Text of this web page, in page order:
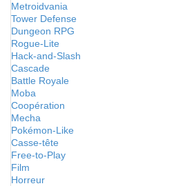
Metroidvania
Tower Defense
Dungeon RPG
Rogue-Lite
Hack-and-Slash
Cascade
Battle Royale
Moba
Coopération
Mecha
Pokémon-Like
Casse-tête
Free-to-Play
Film
Horreur